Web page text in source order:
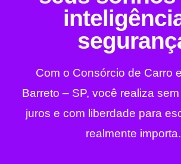
Com o Consórcio de Carro
Barreto – SP, você realiza
juros e com liberdade para
realmente importa.